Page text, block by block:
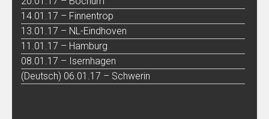
14.01.17 – Finnentrop
13.01.17 – NL-Eindhoven
11.01.17 – Hamburg
08.01.17 – Isernhagen
(Deutsch) 06.01.17 – Schwerin